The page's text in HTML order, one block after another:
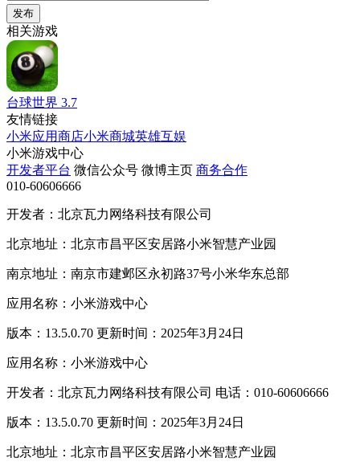
发布
相关游戏
台球世界 3.7
友情链接
小米应用商店小米商城英雄互娱
小米游戏中心
开发者平台 微信公众号 微博主页 商务合作
010-60606666
开发者：北京瓦力网络科技有限公司
北京地址：北京市昌平区安居路小米智慧产业园
南京地址：南京市建邺区永初路37号小米华东总部
应用名称：小米游戏中心
版本：13.5.0.70 更新时间：2025年3月24日
应用名称：小米游戏中心
开发者：北京瓦力网络科技有限公司 电话：010-60606666
版本：13.5.0.70 更新时间：2025年3月24日
北京地址：北京市昌平区安居路小米智慧产业园